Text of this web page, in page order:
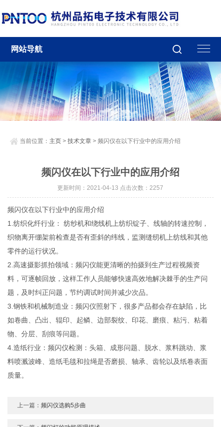
网站导航
当前位置： 主页 >技术文章 > 频闪仪在以下行业中的应用介绍
频闪仪在以下行业中的应用介绍
更新时间：2021-04-13 点击次数：2257
频闪仪在以下行业中的应用介绍
1.纺织化纤行业： 纺纱机和绕线机上纺织锭子、线轴的转速控制，
织物离开绷架前检查是否有歪斜的纬线，监测缝纫机上纺线和其他
零件的运行状况。
2.高速摄影抓拍领域：频闪仪能更清晰的拍摄到生产过程视频资
料，可逐帧回放，这样工作人员能够快速高效地解决棘手的生产问
题，及时纠正问题，节约调试时间并减少次品。
3.钢铁和机械制造业：频闪仪照射下，很多产品都会存在缺陷，比
如卷曲、凸出、辊印、起鳞、边部裂纹、印花、磨痕、粘污、粘着
物、分层、刮痕等问题。
4.造纸行业：频闪仪检测：头箱、成形问题、脱水、浆料跳动、浆
料喷溅波峰、造纸毛毯和拉绳是否磨损、轴承、齿轮以及纸卷表面
质量。
上一篇：频闪仪选购5步曲